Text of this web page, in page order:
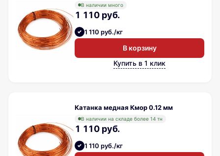
В наличии много
1 110 руб.
1 110 руб./кг
В корзину
Купить в 1 клик
Катанка медная Кмор 0.12 мм
В наличии на складе более 14 тн
1 110 руб.
1 110 руб./кг